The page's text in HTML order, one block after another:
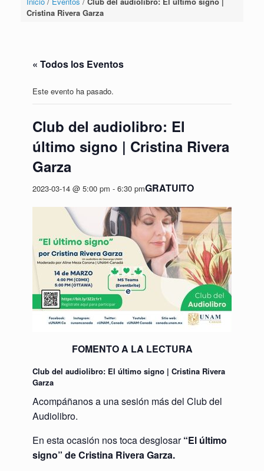
Cristina Rivera Garza
« Todos los Eventos
Este evento ha pasado.
Club del audiolibro: El
último signo | Cristina Rivera
Garza
2023-03-14 @ 5:00 pm - 6:30 pmGRATUITO
FOMENTO A LA LECTURA
Club del audiolibro: El último signo | Cristina Rivera
Garza
Acompáñanos a una sesión más del Club del
Audiolibro.
En esta ocasión nos toca desglosar“El último
signo” de Cristina Rivera Garza.